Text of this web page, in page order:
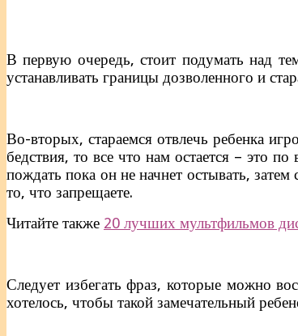
В первую очередь, стоит подумать над
устанавливать границы дозволенного и
Во-вторых, стараемся отвлечь ребенка
бедствия, то все что нам остается – это
пождать пока он не начнет остывать,
то, что запрещаете.
Читайте также 20 лучших мультфильмов
Следует избегать фраз, которые можно
хотелось, чтобы такой замечательный